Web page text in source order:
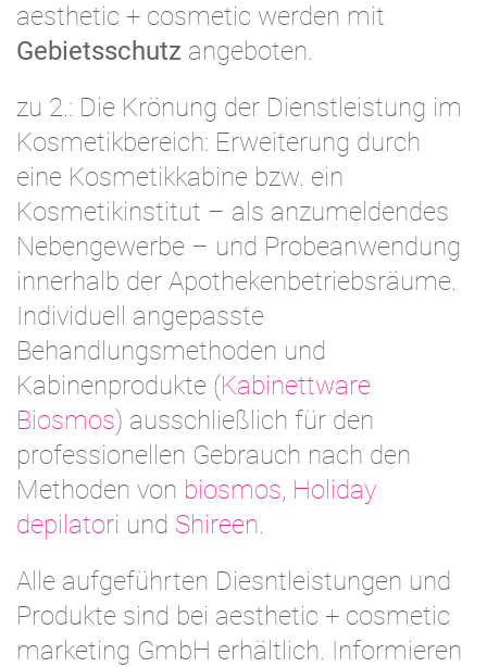
aesthetic + cosmetic werden mit
Gebietsschutz angeboten.
zu 2.: Die Krönung der Dienstleistung im
Kosmetikbereich: Erweiterung durch
eine Kosmetikkabine bzw. ein
Kosmetikinstitut – als anzumeldendes
Nebengewerbe – und Probeanwendung
innerhalb der Apothekenbetriebsräume.
Individuell angepasste
Behandlungsmethoden und
Kabinenprodukte (Kabinettware
Biosmos) ausschließlich für den
professionellen Gebrauch nach den
Methoden von biosmos, Holiday
depilatori und Shireen.
Alle aufgeführten Diesntleistungen und
Produkte sind bei aesthetic + cosmetic
marketing GmbH erhältlich. Informieren